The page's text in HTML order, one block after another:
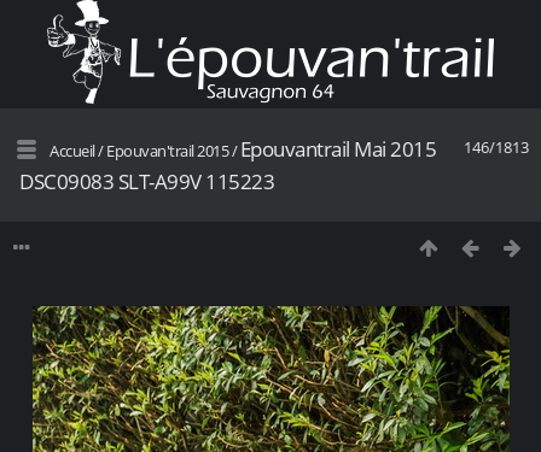
146/1813
Accueil/Epouvan'trail 2015/Epouvantrail Mai 2015
DSC09083 SLT-A99V 115223